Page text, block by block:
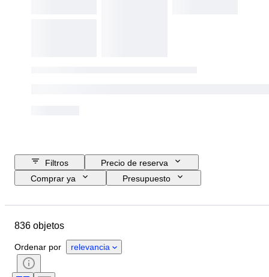
Filtros
Precio de reserva
Comprar ya
Presupuesto
Material
Tema
Técnica
Firma
Género artístico
836 objetos
Ordenar por relevancia